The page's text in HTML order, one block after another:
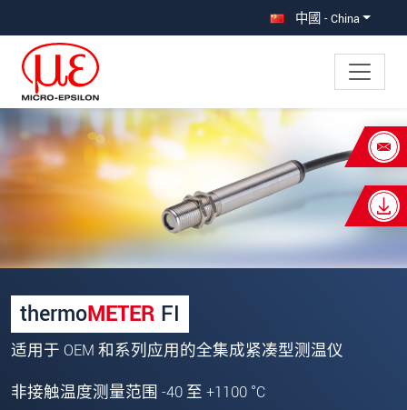
中國 - China
thermoMETER FI
适用于 OEM 和系列应用的全集成紧凑型测温仪
非接触温度测量范围 -40 至 +1100 °C
×
Your request for: thermoMETER FI
*
名*
姓*
公司名称 *
街道